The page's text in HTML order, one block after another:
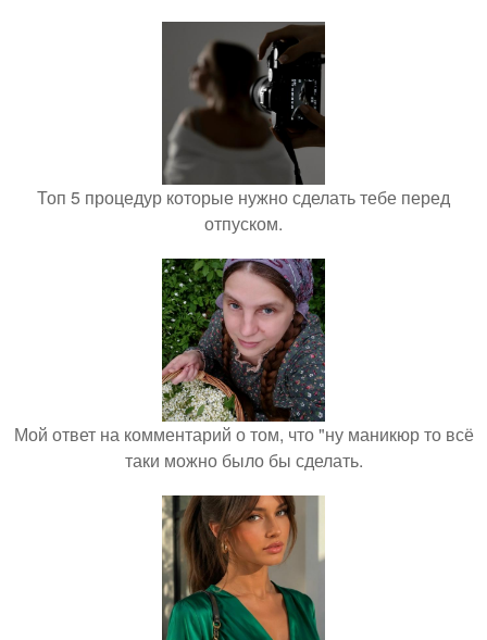
Топ 5 процедур которые нужно сделать тебе перед
отпуском.
Мой ответ на комментарий о том, что "ну маникюр то всё
таки можно было бы сделать.